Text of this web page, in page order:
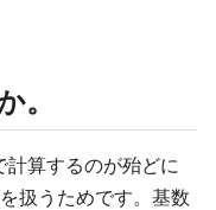
。
計算するのが殆どに
扱うためです。基数